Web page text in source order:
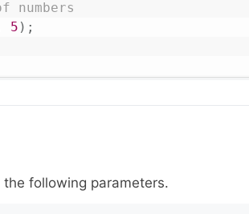
numbers
5 ) ;
following parameters.